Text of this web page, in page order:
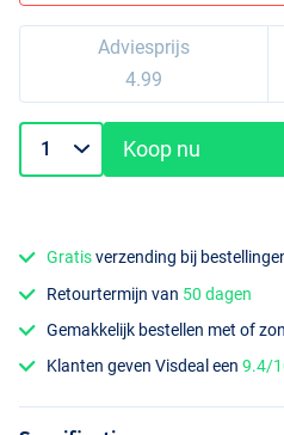
Adviesprijs
4.99
Koop nu
Gratisverzending bij
Retourtermijn van 50 dagen
Gemakkelijk bestellen met of
Klanten geven Visdeal een9.4/